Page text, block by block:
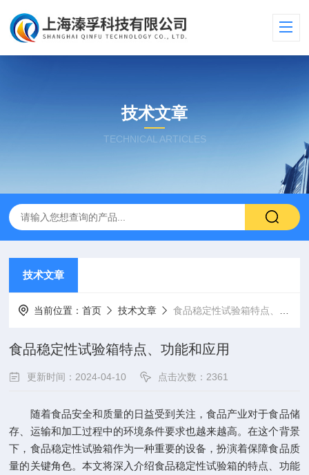
技术文章
TECHNICAL ARTICLES
技术文章
当前位置：首页 技术文章 食品稳定性试验箱特点、功能和应用
食品稳定性试验箱特点、功能和应用
更新时间：2024-04-10 点击次数：2361
随着食品安全和质量的日益受到关注，食品产业对于食品储
存、运输和加工过程中的环境条件要求也越来越高。在这个背景
下，食品稳定性试验箱作为一种重要的设备，扮演着保障食品质
量的关键角色。本文将深入介绍食品稳定性试验箱的特点、功能